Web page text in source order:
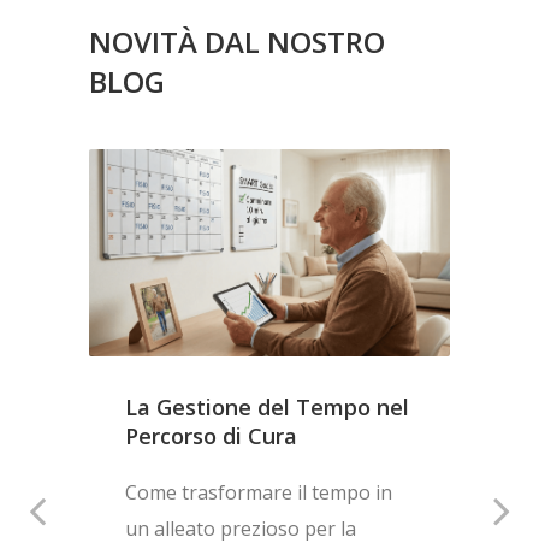
NOVITÀ DAL NOSTRO
BLOG
La Gestione del Tempo nel
Percorso di Cura
Come trasformare il tempo in
un alleato prezioso per la